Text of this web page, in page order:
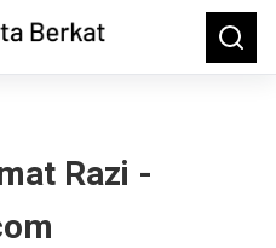
Search
for:
Razi -